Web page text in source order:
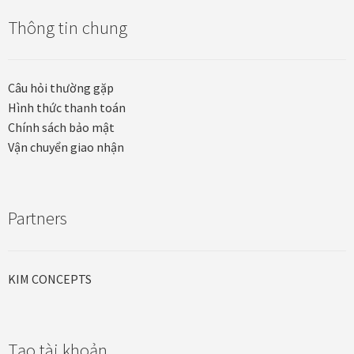
Tranh tặng khai trương
Tranh tặng tân gia
Tranh theo phong cách thiết kế
Tranh treo phòng làm việc giám đốc
Thông tin chung
Câu hỏi thường gặp
Hình thức thanh toán
Chính sách bảo mật
Vận chuyển giao nhận
Partners
KIM CONCEPTS